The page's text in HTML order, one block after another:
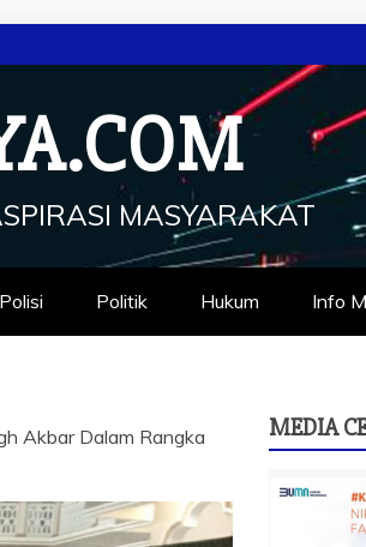
MASYARAKAT
Politik Hukum Info
Akbar Dalam Rangka
MEDIA